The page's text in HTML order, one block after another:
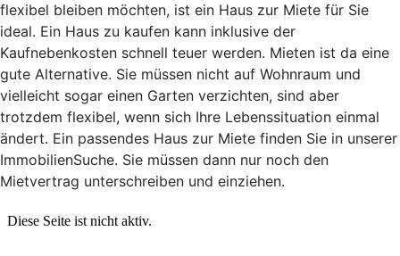
flexibel bleiben möchten, ist ein Haus zur Miete für Sie
ideal. Ein Haus zu kaufen kann inklusive der
Kaufnebenkosten schnell teuer werden. Mieten ist da eine
gute Alternative. Sie müssen nicht auf Wohnraum und
vielleicht sogar einen Garten verzichten, sind aber
trotzdem flexibel, wenn sich Ihre Lebenssituation einmal
ändert. Ein passendes Haus zur Miete finden Sie in unserer
ImmobilienSuche. Sie müssen dann nur noch den
Mietvertrag unterschreiben und einziehen.